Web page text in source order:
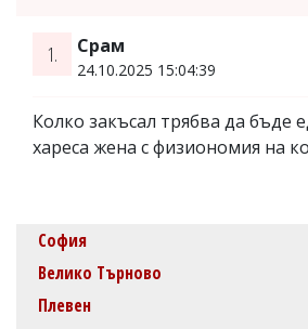
1. Срам
24.10.2025 15:04:39
Колко закъсал трябва да бъде
хареса жена с физиономия на
София
Велико Търново
Плевен